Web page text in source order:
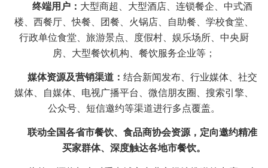
终端用户： 大型商超、大型酒店、连锁餐企、中式酒
楼、西餐厅、快餐、团餐、火锅店、自助餐、学校食堂、
行政单位食堂、旅游景点、度假村、娱乐场所、中央厨
房、大型餐饮机构、餐饮服务企业等；
媒体资源及营销渠道： 结合新闻发布、行业媒体、社交
媒体、自媒体、电视广播平台、微信朋友圈、搜索引擎、
公众号、短信邀约等渠道进行多点覆盖。
联动全国各省市餐饮、食品商协会资源，定向邀约精准
买家群体、深度触达各地市餐饮。